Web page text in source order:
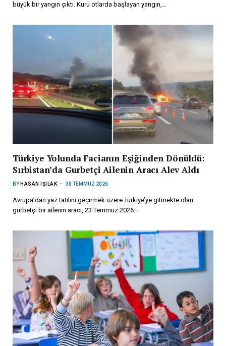
büyük bir yangın çıktı. Kuru otlarda başlayan yangın,…
Türkiye Yolunda Facianın Eşiğinden Dönüldü:
Sırbistan’da Gurbetçi Ailenin Aracı Alev Aldı
BY HASAN IŞILAK 30 TEMMUZ 2026
Avrupa’dan yaz tatilini geçirmek üzere Türkiye’ye gitmekte olan
gurbetçi bir ailenin aracı, 23 Temmuz 2026…